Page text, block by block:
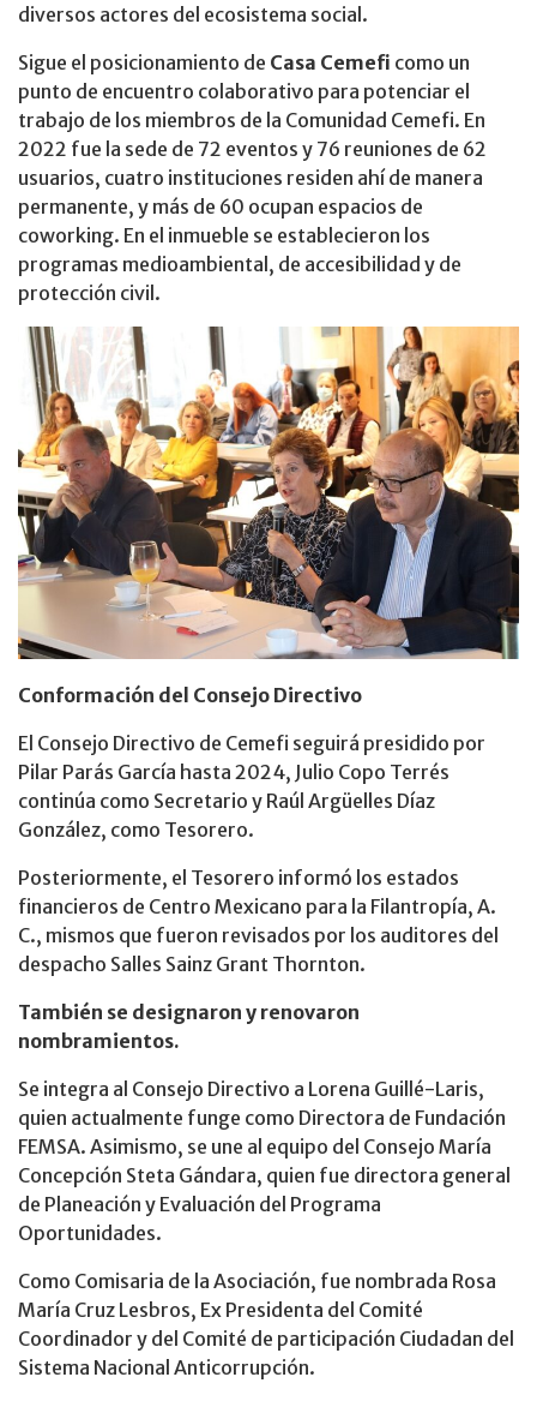
diversos actores del ecosistema social.​
Sigue el posicionamiento de Casa Cemefi como un
punto de encuentro colaborativo para potenciar el
trabajo de los miembros de la Comunidad Cemefi. En
2022 fue la sede de 72 eventos y 76 reuniones de 62
usuarios, cuatro instituciones residen ahí de manera
permanente, y más de 60 ocupan espacios de
coworking. En el inmueble se establecieron los
programas medioambiental, de accesibilidad y de
protección civil.
Conformación del Consejo Directivo
El Consejo Directivo de Cemefi seguirá presidido por
Pilar Parás García hasta 2024, Julio Copo Terrés
continúa como Secretario y Raúl Argüelles Díaz
González, como Tesorero.
Posteriormente, el Tesorero informó los estados
financieros de Centro Mexicano para la Filantropía, A.
C., mismos que fueron revisados por los auditores del
despacho Salles Sainz Grant Thornton.
También se designaron y renovaron
nombramientos.
Se integra al Consejo Directivo a Lorena Guillé-Laris,
quien actualmente funge como Directora de Fundación
FEMSA. Asimismo, se une al equipo del Consejo María
Concepción Steta Gándara, quien fue directora general
de Planeación y Evaluación del Programa
Oportunidades.
Como Comisaria de la Asociación, fue nombrada Rosa
María Cruz Lesbros, Ex Presidenta del Comité
Coordinador y del Comité de participación Ciudadan del
Sistema Nacional Anticorrupción.